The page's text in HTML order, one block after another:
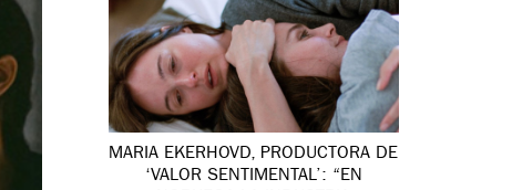
MARIA EKERHOVD, PRODUCTORA DE
‘VALOR SENTIMENTAL’: “EN